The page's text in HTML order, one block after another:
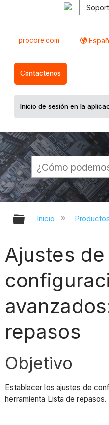
procore.com
Contáctenos
Inicio de sesión en la
Expandir/
Inicio Productos
Ajustes de
repasos
Objetivo
Establecer los ajustes de
herramienta Lista de repasos.